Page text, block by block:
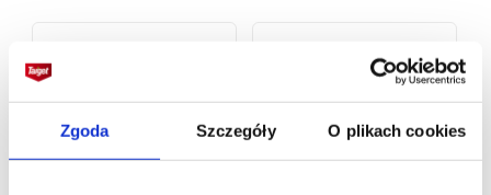
Zgoda Szczegóły O plikach cookies